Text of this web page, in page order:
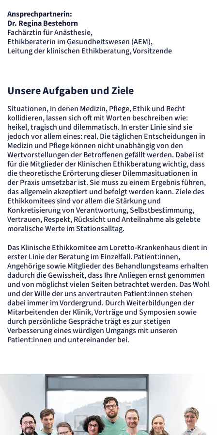
Ansprechpartnerin:
Dr. Regina Bestehorn
Fachärztin für Anästhesie,
Ethikberaterin im Gesundheitswesen (AEM),
Leitung der klinischen Ethikberatung, Vorsitzende
Unsere Aufgaben und Ziele
Situationen, in denen Medizin, Pflege, Ethik und Recht
kollidieren, lassen sich oft mit Worten beschreiben wie:
heikel, tragisch und dilemmatisch. In erster Linie sind sie
jedoch vor allem eines: real. Die täglichen Entscheidungen in
Medizin und Pflege können nicht unabhängig von den
Wertvorstellungen der Betroffenen gefällt werden. Dabei ist
für die Mitglieder der Klinischen Ethikberatung wichtig, dass
die theoretische Erörterung dieser Dilemmasituationen in
der Praxis umsetzbar ist. Sie muss zu einem Ergebnis führen,
das allgemein akzeptiert und befolgt werden kann. Ziele des
Ethikkomitees sind vor allem die Stärkung und
Konkretisierung von Verantwortung, Selbstbestimmung,
Vertrauen, Respekt, Rücksicht und Anteilnahme als gelebte
moralische Werte im Stationsalltag.
Das Klinische Ethikkomitee am Loretto-Krankenhaus dient in
erster Linie der Beratung im Einzelfall. Patient:innen,
Angehörige sowie Mitglieder des Behandlungsteams erhalten
dadurch die Gewissheit, dass Ihre Anliegen ernst genommen
und von möglichst vielen Seiten betrachtet werden. Das Wohl
und der Wille der uns anvertrauten Patient:innen stehen
dabei immer im Vordergrund. Durch Weiterbildungen der
Mitarbeitenden der Klinik, Vorträge und Symposien sowie
durch persönliche Gespräche trägt es zur stetigen
Verbesserung eines würdigen Umgangs mit unseren
Patient:innen und untereinander bei.
Einverständnis-Cookie
Name:
cookie_consent
Domäne.
1 Jahr
STATISTIK
Statistik Cookies erfassen Informationen
anonym. Diese Informationen helfen uns
zu verstehen, wie unsere Besucher unsere
Website nutzen.
Matelso Telefontracking
Name:
mat_tel
Zweck:
Speichert die User-ID. Hierdurch wird fgestgelegt, welche Rufnummer(n) der Nutzer
angezeigt bekommt.
Cookie Laufzeit:
2 Jahre
Matelso Telefontracking
Name:
mat_ep
Anbieter:
Cookie Laufzeit:
etracker Analytics
Name:
_et_coid